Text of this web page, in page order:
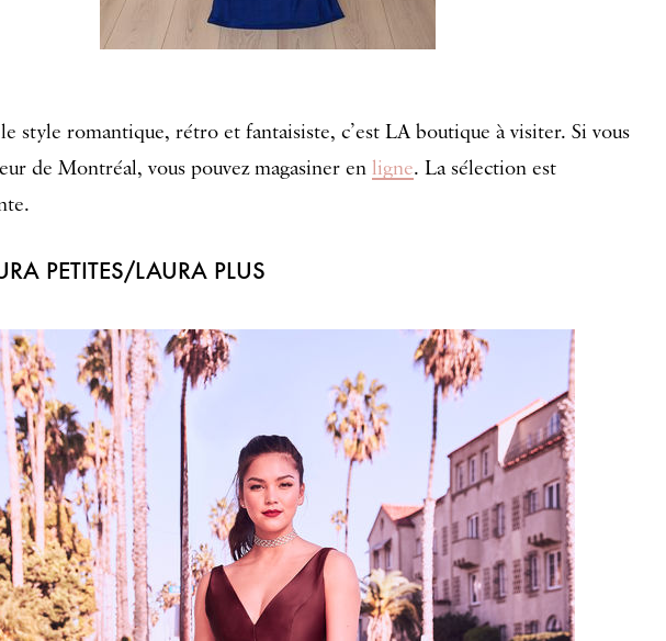
style romantique, rétro et fantaisiste, c’est LA boutique à visiter. Si vous
de Montréal, vous pouvez magasiner en ligne. La sélection est
PETITES/LAURA PLUS